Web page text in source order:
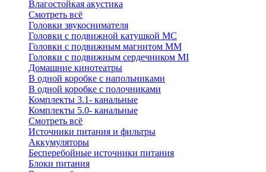
Влагостойкая акустика
Смотреть всё
Головки звукоснимателя
Головки с подвижной катушкой MC
Головки с подвижным магнитом ММ
Головки с подвижным сердечником MI
Домашние кинотеатры
В одной коробке с напольниками
В одной коробке с полочниками
Комплекты 3.1- канальные
Комплекты 5.0- канальные
Смотреть всё
Источники питания и фильтры
Аккумуляторы
Бесперебойные источники питания
Блоки питания